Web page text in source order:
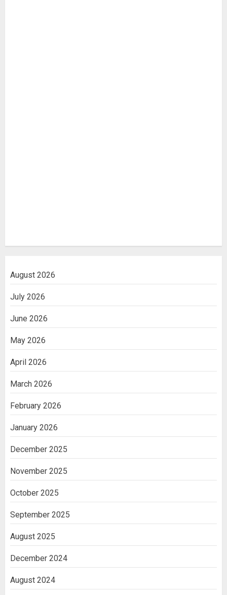
August 2026
July 2026
June 2026
May 2026
April 2026
March 2026
February 2026
January 2026
December 2025
November 2025
October 2025
September 2025
August 2025
December 2024
August 2024